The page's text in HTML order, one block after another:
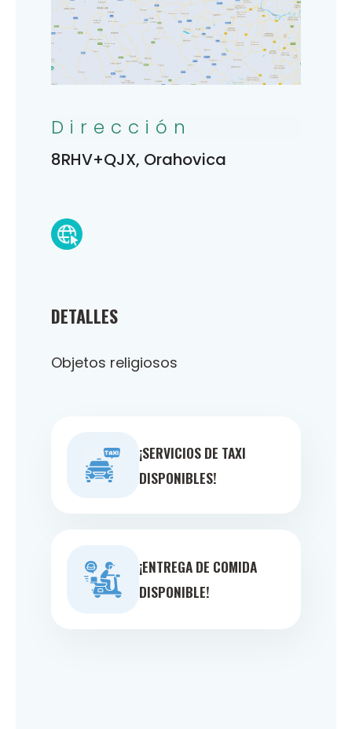
DETALLES
Objetos religiosos
¡SERVICIOS DE TAXI
DISPONIBLES!
¡ENTREGA DE COMIDA
DISPONIBLE!
Dirección
8RHV+QJX, Orahovica